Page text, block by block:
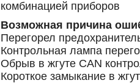
комбинацией приборов
Возможная причина
Перегорел
Контрольная лампа
Обрыв в жгуте CAN
Короткое замыкание в